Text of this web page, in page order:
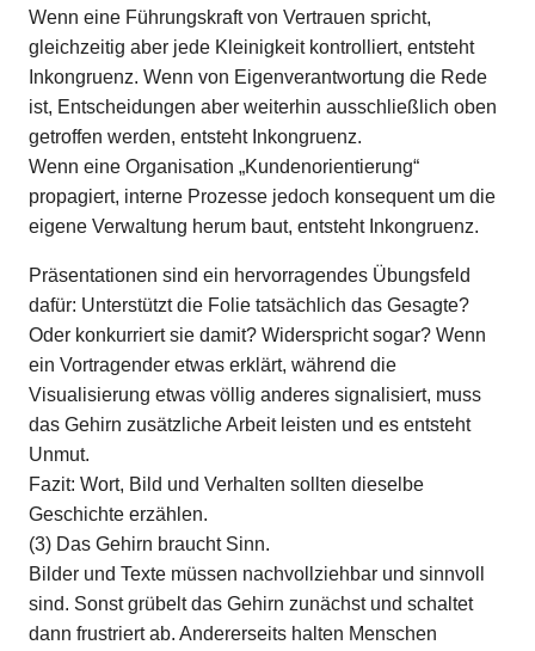
Wenn eine Führungskraft von Vertrauen spricht,
gleichzeitig aber jede Kleinigkeit kontrolliert, entsteht
Inkongruenz. Wenn von Eigenverantwortung die Rede
ist, Entscheidungen aber weiterhin ausschließlich oben
getroffen werden, entsteht Inkongruenz.
Wenn eine Organisation „Kundenorientierung“
propagiert, interne Prozesse jedoch konsequent um die
eigene Verwaltung herum baut, entsteht Inkongruenz.
Präsentationen sind ein hervorragendes Übungsfeld
dafür: Unterstützt die Folie tatsächlich das Gesagte?
Oder konkurriert sie damit? Widerspricht sogar? Wenn
ein Vortragender etwas erklärt, während die
Visualisierung etwas völlig anderes signalisiert, muss
das Gehirn zusätzliche Arbeit leisten und es entsteht
Unmut.
Fazit: Wort, Bild und Verhalten sollten dieselbe
Geschichte erzählen.
(3) Das Gehirn braucht Sinn.
Bilder und Texte müssen nachvollziehbar und sinnvoll
sind. Sonst grübelt das Gehirn zunächst und schaltet
dann frustriert ab. Andererseits halten Menschen